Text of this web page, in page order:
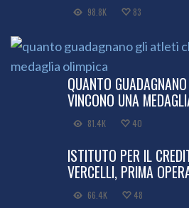
98.8K 83
QUANTO
VINCONO UNA
81.4K 40
ISTITUTO PER IL
VERCELLI, PRIMA
66.4K 48